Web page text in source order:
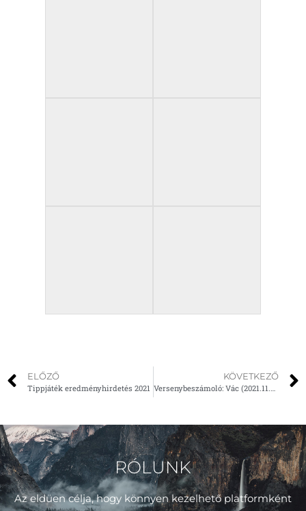
ELŐZŐ
Tippjáték eredményhirdetés 2021
KÖVETKEZŐ
RÓLUNK
Az eldüen célja, hogy könnyen kezelhető platformként